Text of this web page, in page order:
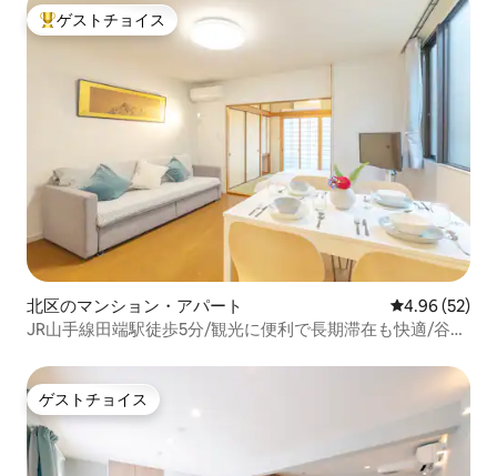
大好評のゲストチョイスです。
ゲストチョイス
北区のマンション・アパート レビュー52
4.96 (52)
JR山手線田端駅徒歩5分/観光に便利で長期滞在も快適/谷中
ゲストチョイス
ゲストチョイス